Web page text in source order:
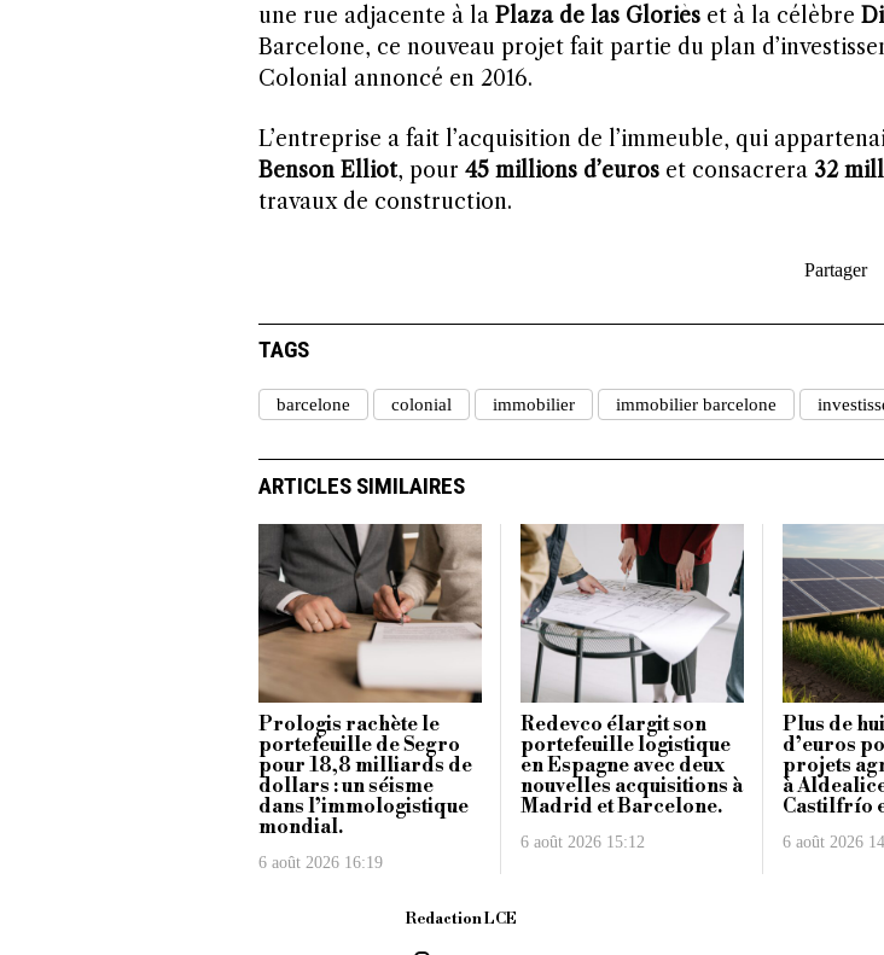
une rue adjacente à la Plaza de las Glorièset à la célèbre
Barcelone, ce nouveau projet fait partie du plan
Colonial annoncé en 2016.
L’entreprise a fait l’acquisition de l’immeuble, qui
Benson Elliot, pour 45 millions d’euroset consacrera 32
travaux de construction.
Partager
TAGS
barcelone colonial immobilier immobilier barcelone
ARTICLES SIMILAIRES
Prologis rachète le
portefeuille de Segro
pour 18,8 milliards de
dollars : un séisme
dans l’immologistique
mondial.
6 août 2026 16:19
Redevco élargit son
portefeuille logistique
en Espagne avec deux
nouvelles acquisitions à
Madrid et Barcelone.
6 août 2026 15:12
Plus de
d’euros
projets
à
Castilfrío
6 août 2026
Redaction LCE